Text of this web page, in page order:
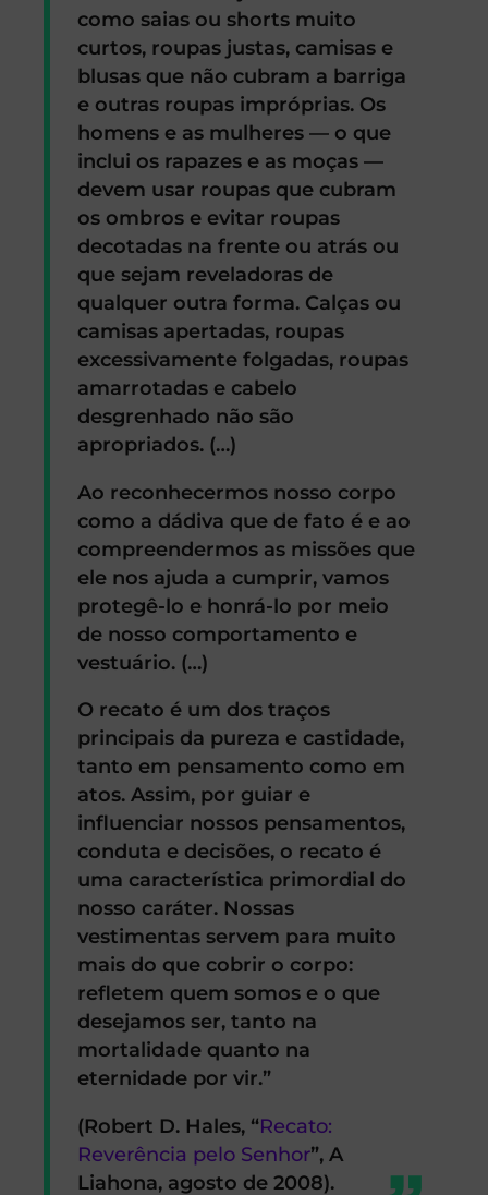
como saias ou shorts muito
curtos, roupas justas, camisas e
blusas que não cubram a barriga
e outras roupas impróprias. Os
homens e as mulheres — o que
inclui os rapazes e as moças —
devem usar roupas que cubram
os ombros e evitar roupas
decotadas na frente ou atrás ou
que sejam reveladoras de
qualquer outra forma. Calças ou
camisas apertadas, roupas
excessivamente folgadas, roupas
amarrotadas e cabelo
desgrenhado não são
apropriados. (…)
Ao reconhecermos nosso corpo
como a dádiva que de fato é e ao
compreendermos as missões que
ele nos ajuda a cumprir, vamos
protegê-lo e honrá-lo por meio
de nosso comportamento e
vestuário. (…)
O recato é um dos traços
principais da pureza e castidade,
tanto em pensamento como em
atos. Assim, por guiar e
influenciar nossos pensamentos,
conduta e decisões, o recato é
uma característica primordial do
nosso caráter. Nossas
vestimentas servem para muito
mais do que cobrir o corpo:
refletem quem somos e o que
desejamos ser, tanto na
mortalidade quanto na
eternidade por vir.”
(Robert D. Hales, “Recato:
Reverência pelo Senhor”, A
Liahona, agosto de 2008).